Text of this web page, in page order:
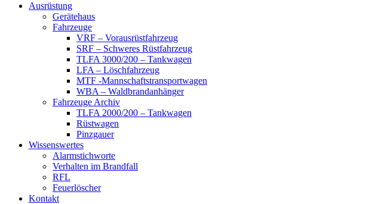
Ausrüstung
Gerätehaus
Fahrzeuge
VRF – Vorausrüstfahrzeug
SRF – Schweres Rüstfahrzeug
TLFA 3000/200 – Tankwagen
LFA – Löschfahrzeug
MTF -Mannschaftstransportwagen
WBA – Waldbrandanhänger
Fahrzeuge Archiv
TLFA 2000/200 – Tankwagen
Rüstwagen
Pinzgauer
Wissenswertes
Alarmstichworte
Verhalten im Brandfall
RFL
Feuerlöscher
Kontakt